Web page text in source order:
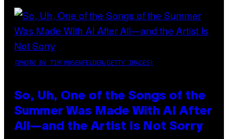
(PHOTO BY TIM MOSENFELDER/GETTY IMAGES)
So, Uh, One of the Songs of the
Summer Was Made With AI After
All—and the Artist Is Not Sorry